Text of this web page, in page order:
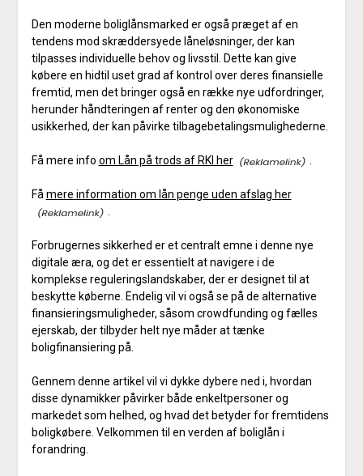
Den moderne boliglånsmarked er også præget af en
tendens mod skræddersyede låneløsninger, der kan
tilpasses individuelle behov og livsstil. Dette kan give
købere en hidtil uset grad af kontrol over deres finansielle
fremtid, men det bringer også en række nye udfordringer,
herunder håndteringen af renter og den økonomiske
usikkerhed, der kan påvirke tilbagebetalingsmulighederne.
Få mere info om Lån på trods af RKI her .
Fåmere information om lån penge uden afslag her
.
Forbrugernes sikkerhed er et centralt emne i denne nye
digitale æra, og det er essentielt at navigere i de
komplekse reguleringslandskaber, der er designet til at
beskytte køberne. Endelig vil vi også se på de alternative
finansieringsmuligheder, såsom crowdfunding og fælles
ejerskab, der tilbyder helt nye måder at tænke
boligfinansiering på.
Gennem denne artikel vil vi dykke dybere ned i, hvordan
disse dynamikker påvirker både enkeltpersoner og
markedet som helhed, og hvad det betyder for fremtidens
boligkøbere. Velkommen til en verden af boliglån i
forandring.